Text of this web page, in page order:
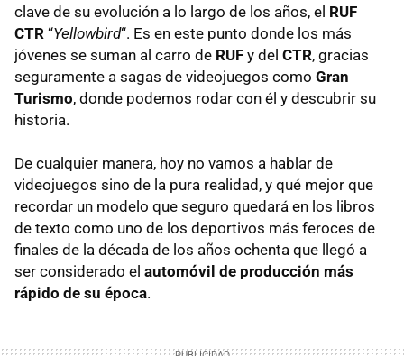
clave de su evolución a lo largo de los años, el RUF
CTR “Yellowbird“. Es en este punto donde los más
jóvenes se suman al carro de RUF y del CTR, gracias
seguramente a sagas de videojuegos como Gran
Turismo, donde podemos rodar con él y descubrir su
historia.
De cualquier manera, hoy no vamos a hablar de
videojuegos sino de la pura realidad, y qué mejor que
recordar un modelo que seguro quedará en los libros
de texto como uno de los deportivos más feroces de
finales de la década de los años ochenta que llegó a
ser considerado el automóvil de producción más
rápido de su época.